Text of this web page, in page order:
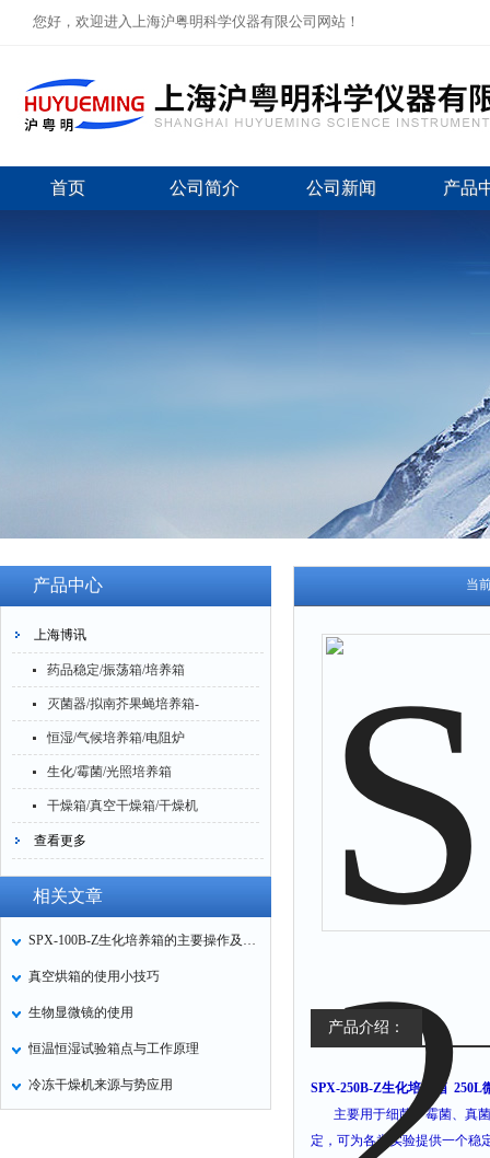
您好，欢迎进入上海沪粤明科学仪器有限公司网站！
首页 公司简介 公司新闻 产品
产品中心
上海博讯
药品稳定/振荡箱/培养箱
灭菌器/拟南芥果蝇培养箱-
恒湿/气候培养箱/电阻炉
生化/霉菌/光照培养箱
干燥箱/真空干燥箱/干燥机
查看更多
相关文章
SPX-100B-Z生化培养箱的主要操作及维护
真空烘箱的使用小技巧
生物显微镜的使用
恒温恒湿试验箱点与工作原理
冷冻干燥机来源与势应用
当
产品介绍：
SPX-250B-Z生化培养箱 250L
主要用于细菌、霉菌、真
定，可为各类实验提供一个稳